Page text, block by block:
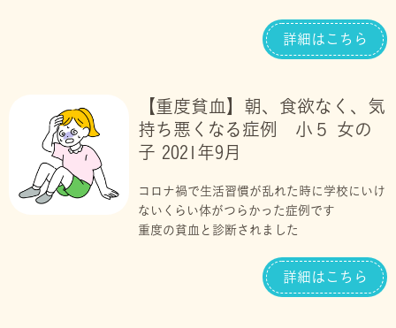
詳細はこちら
【重度貧血】朝、食欲なく、気
持ち悪くなる症例 小５ 女の
子 2021年9月
コロナ禍で生活習慣が乱れた時に学校にいけ
ないくらい体がつらかった症例です
重度の貧血と診断されました
詳細はこちら